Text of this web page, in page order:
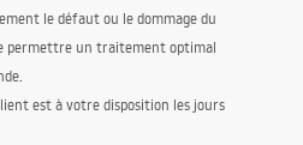
le défaut ou le dommage du
permettre un traitement optimal
est à votre disposition les jours